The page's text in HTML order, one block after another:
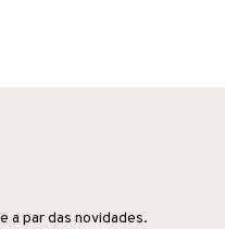
a par das novidades.